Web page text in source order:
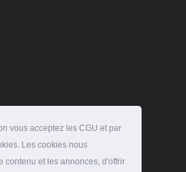
vous acceptez les CGU et par
Les cookies nous
contenu et les annonces, d'offrir